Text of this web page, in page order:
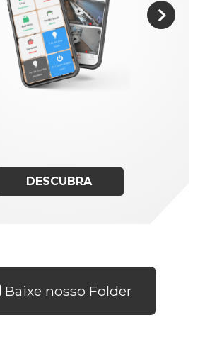
DESCUBRA
Baixe nosso Folder